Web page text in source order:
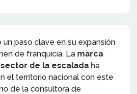
un paso clave en su expansión
de franquicia. La marca
de la escalada ha
el territorio nacional con este
de la consultora de